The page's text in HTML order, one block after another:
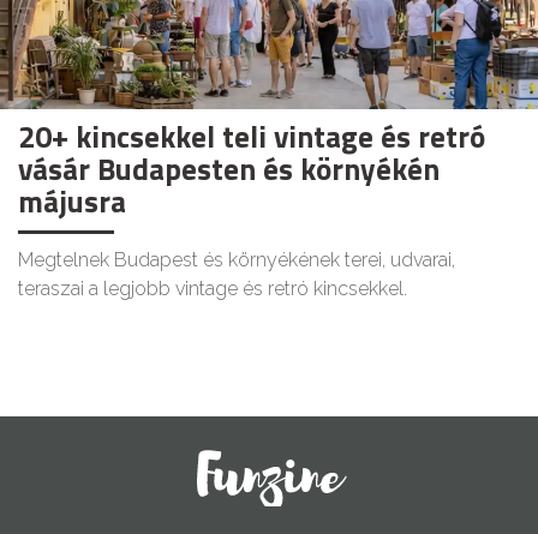
20+ kincsekkel teli vintage és retró
vásár Budapesten és környékén
májusra
Megtelnek Budapest és környékének terei, udvarai,
teraszai a legjobb vintage és retró kincsekkel.